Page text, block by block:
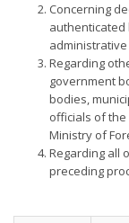
Concerning
Regarding
government
bodies,
officials of
Ministry of
Regarding all
preceding